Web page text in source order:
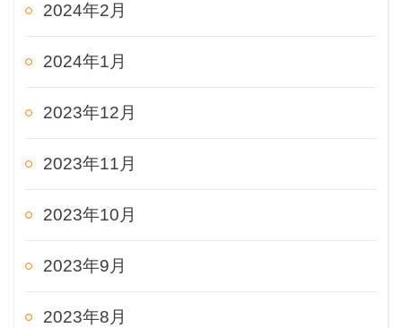
2024年2月
2024年1月
2023年12月
2023年11月
2023年10月
2023年9月
2023年8月